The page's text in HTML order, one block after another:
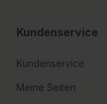
Kundenservice
Kundenservice
Meine Seiten